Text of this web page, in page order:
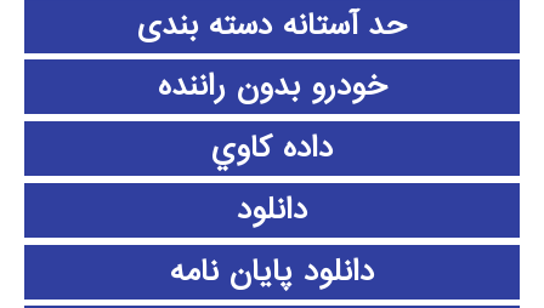
حد آستانه دسته بندی
خودرو بدون راننده
داده كاوي
دانلود
دانلود پايان نامه